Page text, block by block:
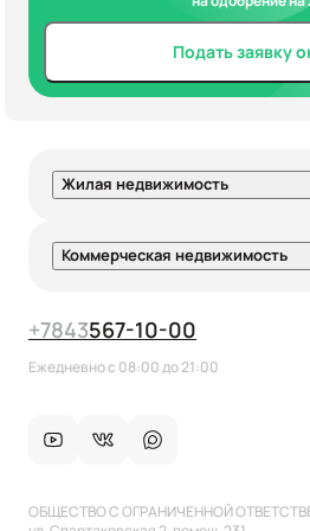
Подать заявку
Жилая недвижимость
Коммерческая недвижимость
+7843567-10-00
Ежедневно с 08:00 до 21:00
ОБЩЕСТВО С ОГРАНИЧЕННОЙ